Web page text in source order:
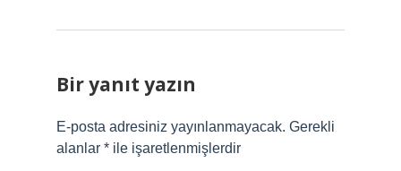
Bir yanıt yazın
E-posta adresiniz yayınlanmayacak. Gerekli
alanlar * ile işaretlenmişlerdir